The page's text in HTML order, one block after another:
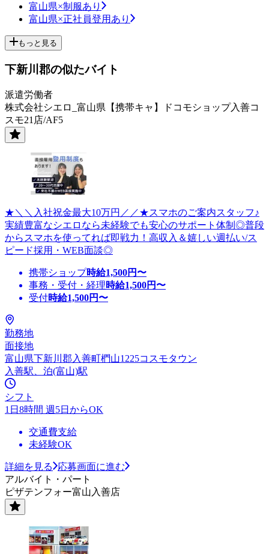
富山県×制服あり
富山県×正社員登用あり
もっと見る
下新川郡の似たバイト
派遣労働者
株式会社シエロ_富山県【携帯キャ】ドコモショップ入善コ
スモ21店/AF5
★＼＼入社祝金最大10万円／／★スマホのご案内スタッフ♪
実績豊富なシエロなら未経験でも安心のサポート体制◎普段
からスマホを使ってれば即戦力！高収入＆嬉しい週払い/ス
ピード採用・WEB面談◎
携帯ショップ時給1,500円〜
事務・受付・経理時給1,500円〜
受付時給1,500円〜
勤務地
面接地
富山県下新川郡入善町椚山1225コスモタウン
入善駅、泊(富山)駅
シフト
1日8時間 週5日からOK
交通費支給
未経験OK
詳細を見る
応募画面に進む
アルバイト・パート
ピザテンフォー富山入善店